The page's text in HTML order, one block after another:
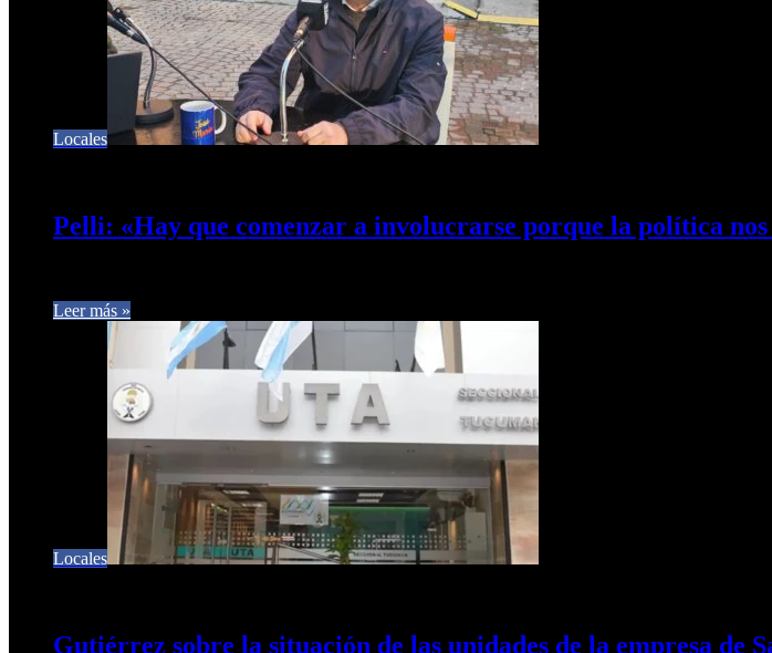
Locales
Pelli: «Hay que comenzar a involucrarse porque la política nos
Leer más »
Locales
Gutiérrez sobre la situación de las unidades de la empresa de